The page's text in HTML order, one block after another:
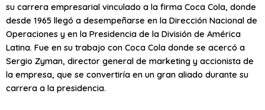
su carrera empresarial vinculado a la firma Coca Cola, donde
desde 1965 llegó a desempeñarse en la Dirección Nacional de
Operaciones y en la Presidencia de la División de América
Latina. Fue en su trabajo con Coca Cola donde se acercó a
Sergio Zyman, director general de marketing y accionista de
la empresa, que se convertiría en un gran aliado durante su
carrera a la presidencia.